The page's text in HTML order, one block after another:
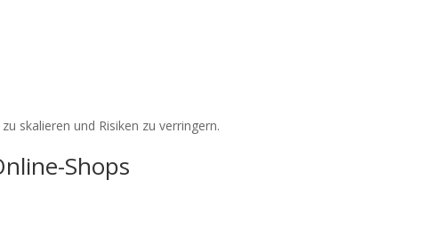
skalieren und Risiken zu verringern.
Shops